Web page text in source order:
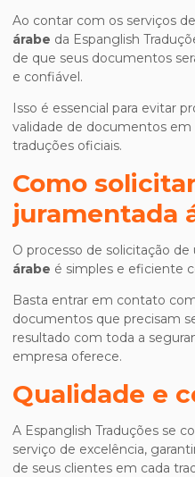
Ao contar com os serviços de
árabe da Espanglish
de que seus documentos
e confiável.
Isso é essencial para evitar
validade de documentos
traduções oficiais.
Como
juramentada
O processo de solicitação de
árabe é simples e eficiente
Basta entrar em contato
documentos que precisam
resultado com toda a
empresa oferece.
Qualidade e
A Espanglish Traduções se
serviço de excelência,
de seus clientes em cada